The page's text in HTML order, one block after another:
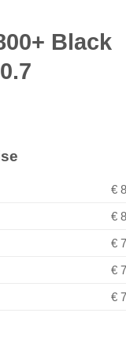
Black
€
€
€
€
€
Bleistift 0.7 Menge